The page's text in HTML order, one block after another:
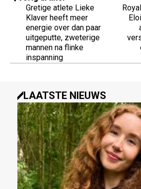
Gretige atlete Lieke
Klaver heeft meer
energie over dan paar
uitgeputte, zweterige
mannen na flinke
inspanning
LAATSTE NIEUWS